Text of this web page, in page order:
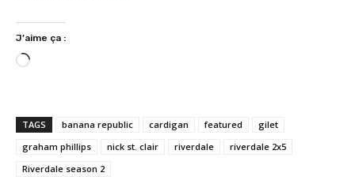
J’aime ça :
C
r
g
e
m
TAGS banana republic cardigan featured
gilet
graham phillips
nick st. clair riverdale
riverdale 2x5
Riverdale season 2